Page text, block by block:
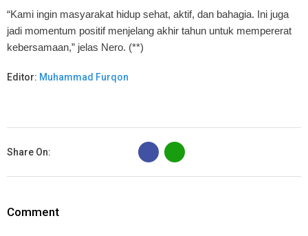
“Kami ingin masyarakat hidup sehat, aktif, dan bahagia. Ini juga
jadi momentum positif menjelang akhir tahun untuk mempererat
kebersamaan,” jelas Nero. (**)
Editor: Muhammad Furqon
Share On:
B
Comment